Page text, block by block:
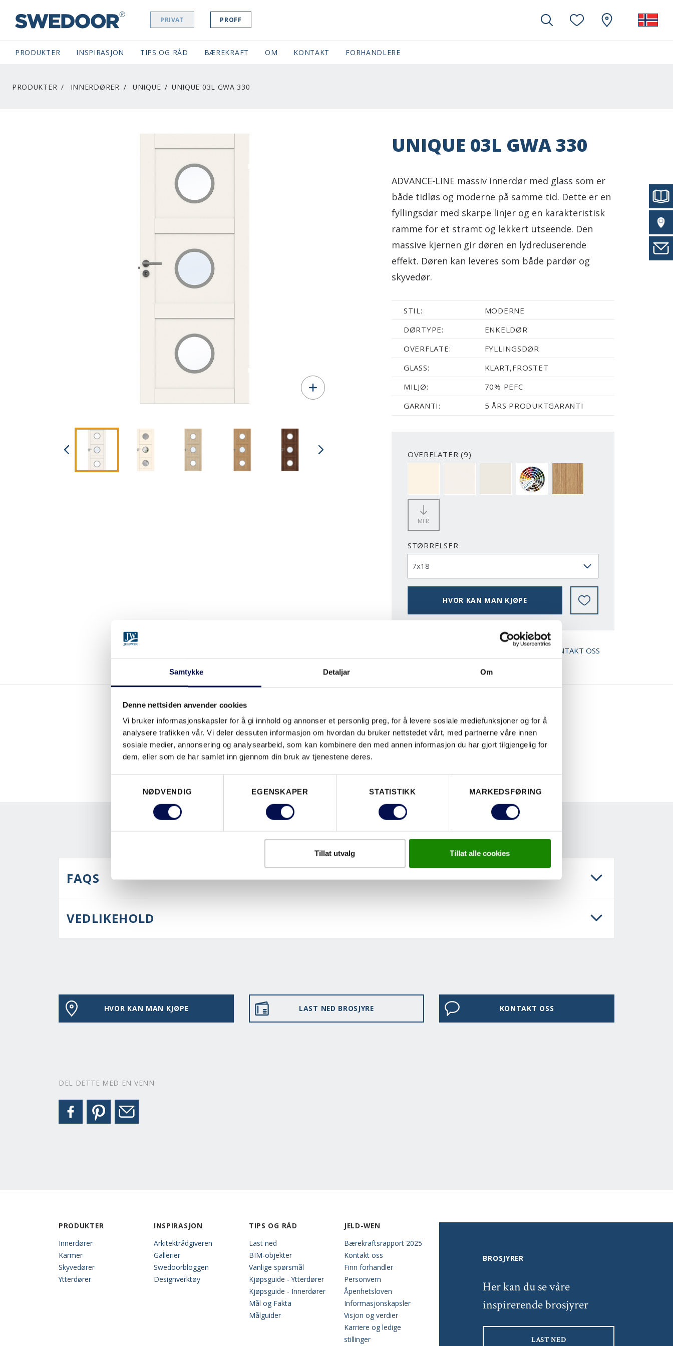
Samtykke Detaljar Om
Denne nettsiden anvender cookies
Vi bruker informasjonskapsler for å gi innhold og annonser et personlig preg, for å levere sosiale mediefunksjoner og for å
analysere trafikken vår. Vi deler dessuten informasjon om hvordan du bruker nettstedet vårt, med partnerne våre innen
sosiale medier, annonsering og analysearbeid, som kan kombinere den med annen informasjon du har gjort tilgjengelig for
dem, eller som de har samlet inn gjennom din bruk av tjenestene deres.
NØDVENDIG EGENSKAPER STATISTIKK MARKEDSFØRING
Tillat utvalg Tillat alle cookies
SWEDOOR NAVIGATION PRIVAT PROFF
PRODUKTER INSPIRASJON TIPS OG RÅD BÆREKRAFT OM KONTAKT FORHANDLERE
PRODUKTER INNERDØRER UNIQUE UNIQUE 03L GWA 330
UNIQUE 03L GWA 330
ADVANCE-LINE massiv innerdør med glass som er
både tidløs og moderne på samme tid. Dette er en
fyllingsdør med skarpe linjer og en karakteristisk
ramme for et stramt og lekkert utseende. Den
massive kjernen gir døren en lydreduserende
effekt. Døren kan leveres som både pardør og
skyvedør.
STIL:
MODERNE
DØRTYPE:
ENKELDØR
OVERFLATE:
FYLLINGSDØR
GLASS:
KLART,FROSTET
MILJØ:
70% PEFC
GARANTI:
5 ÅRS PRODUKTGARANTI
OVERFLATER (9)
NESTEN ALLE NCS S OG RAL FARGER
MER
STØRRELSER
HVOR KAN MAN KJØPE
KONTAKT OSS
FAQS
VEDLIKEHOLD
HVOR KAN MAN KJØPE LAST NED BROSJYRE KONTAKT OSS
DEL DETTE MED EN VENN
PRODUKTER
Innerdører
Karmer
Skyvedører
Ytterdører
INSPIRASJON
Arkitektrådgiveren
Gallerier
Swedoorbloggen
Designverktøy
TIPS OG RÅD
Last ned
BIM-objekter
Vanlige spørsmål
Kjøpsguide - Ytterdører
Kjøpsguide - Innerdører
Mål og Fakta
Målguider
JELD-WEN
Bærekraftsrapport 2025
Kontakt oss
Finn forhandler
Personvern
Åpenhetsloven
Informasjonskapsler
Visjon og verdier
Karriere og ledige
stillinger
BROSJYRER
Her kan du se våre
inspirerende brosjyrer
LAST NED